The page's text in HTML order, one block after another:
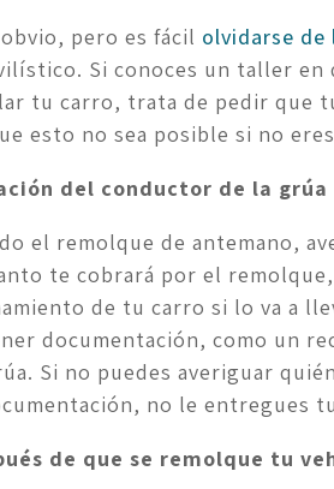
pero es fácil olvidarse
Si conoces un taller en
tu carro, trata de pedir que
esto no sea posible si no
del conductor de la grúa
el remolque de antemano,
te cobrará por el
de tu carro si lo va a
documentación, como un
Si no puedes averiguar
no le entregues
de que se remolque tu